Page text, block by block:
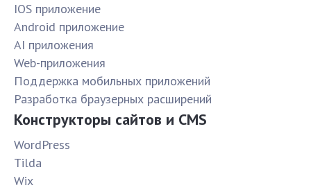
IOS приложение
Android приложение
AI приложения
Web-приложения
Поддержка мобильных приложений
Разработка браузерных расширений
Конструкторы сайтов и CMS
WordPress
Tilda
Wix